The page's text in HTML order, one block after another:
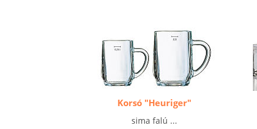
Korsó "Heuriger"
sima falú ...